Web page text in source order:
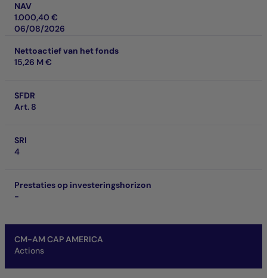
NAV
1.000,40 €
06/08/2026
Nettoactief van het fonds
15,26 M €
SFDR
Art. 8
SRI
4
Prestaties op investeringshorizon
-
CM-AM CAP AMERICA
Actions